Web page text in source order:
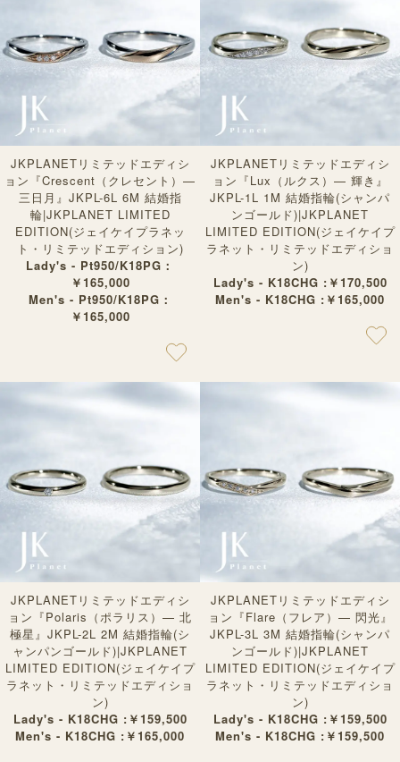
JKPLANETリミテッドエディシ
ョン『Crescent（クレセント）—
三日月』JKPL-6L 6M 結婚指
輪|JKPLANET LIMITED
EDITION(ジェイケイプラネッ
ト・リミテッドエディション)
Lady's - Pt950/K18PG：
￥165,000
Men's - Pt950/K18PG：
￥165,000
JKPLANETリミテッドエディシ
ョン『Lux（ルクス）— 輝き』
JKPL-1L 1M 結婚指輪(シャンパ
ンゴールド)|JKPLANET
LIMITED EDITION(ジェイケイプ
ラネット・リミテッドエディショ
ン)
Lady's - K18CHG :￥170,500
Men's - K18CHG :￥165,000
JKPLANETリミテッドエディシ
ョン『Polaris（ポラリス）— 北
極星』JKPL-2L 2M 結婚指輪(シ
ャンパンゴールド)|JKPLANET
LIMITED EDITION(ジェイケイプ
ラネット・リミテッドエディショ
ン)
Lady's - K18CHG :￥159,500
Men's - K18CHG :￥165,000
JKPLANETリミテッドエディシ
ョン『Flare（フレア）— 閃光』
JKPL-3L 3M 結婚指輪(シャンパ
ンゴールド)|JKPLANET
LIMITED EDITION(ジェイケイプ
ラネット・リミテッドエディショ
ン)
Lady's - K18CHG :￥159,500
Men's - K18CHG :￥159,500